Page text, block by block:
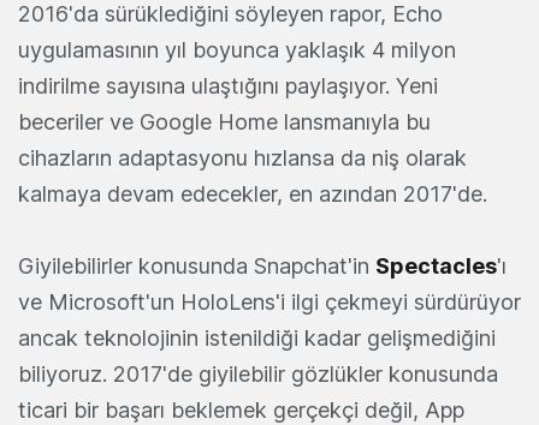
2016'da sürüklediğini söyleyen rapor, Echo
uygulamasının yıl boyunca yaklaşık 4 milyon
indirilme sayısına ulaştığını paylaşıyor. Yeni
beceriler ve Google Home lansmanıyla bu
cihazların adaptasyonu hızlansa da niş olarak
kalmaya devam edecekler, en azından 2017'de.
Giyilebilirler konusunda Snapchat'in Spectacles'ı
ve Microsoft'un HoloLens'i ilgi çekmeyi sürdürüyor
ancak teknolojinin istenildiği kadar gelişmediğini
biliyoruz. 2017'de giyilebilir gözlükler konusunda
ticari bir başarı beklemek gerçekçi değil, App